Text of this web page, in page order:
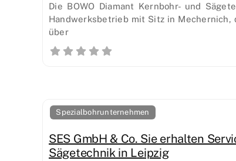
Die BOWO Diamant Kernbohr- und
Handwerksbetrieb mit Sitz in
über
Spezialbohrunternehmen
SES GmbH & Co. Sie erhalten
Sägetechnik in Leipzig